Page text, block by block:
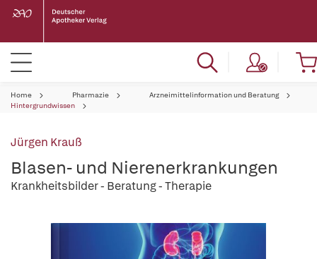
Home Pharmazie
Arzneimittelinformation und Beratung
Hintergrundwissen
Jürgen Krauß
Blasen- und Nierenerkrankungen
Krankheitsbilder - Beratung - Therapie